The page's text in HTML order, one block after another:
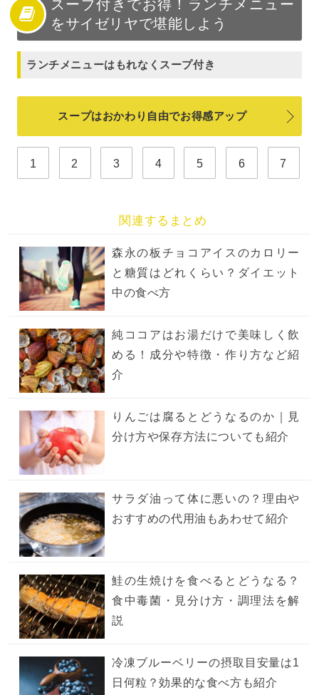
スープ付きでお得！ランチメニュー
をサイゼリヤで堪能しよう
ランチメニューはもれなくスープ付き
スープはおかわり自由でお得感アップ
1 2 3 4 5 6 7
関連するまとめ
森永の板チョコアイスのカロリー
と糖質はどれくらい？ダイエット
中の食べ方
純ココアはお湯だけで美味しく飲
める！成分や特徴・作り方など紹
介
りんごは腐るとどうなるのか｜見
分け方や保存方法についても紹介
サラダ油って体に悪いの？理由や
おすすめの代用油もあわせて紹介
鮭の生焼けを食べるとどうなる？
食中毒菌・見分け方・調理法を解
説
冷凍ブルーベリーの摂取目安量は1
日何粒？効果的な食べ方も紹介